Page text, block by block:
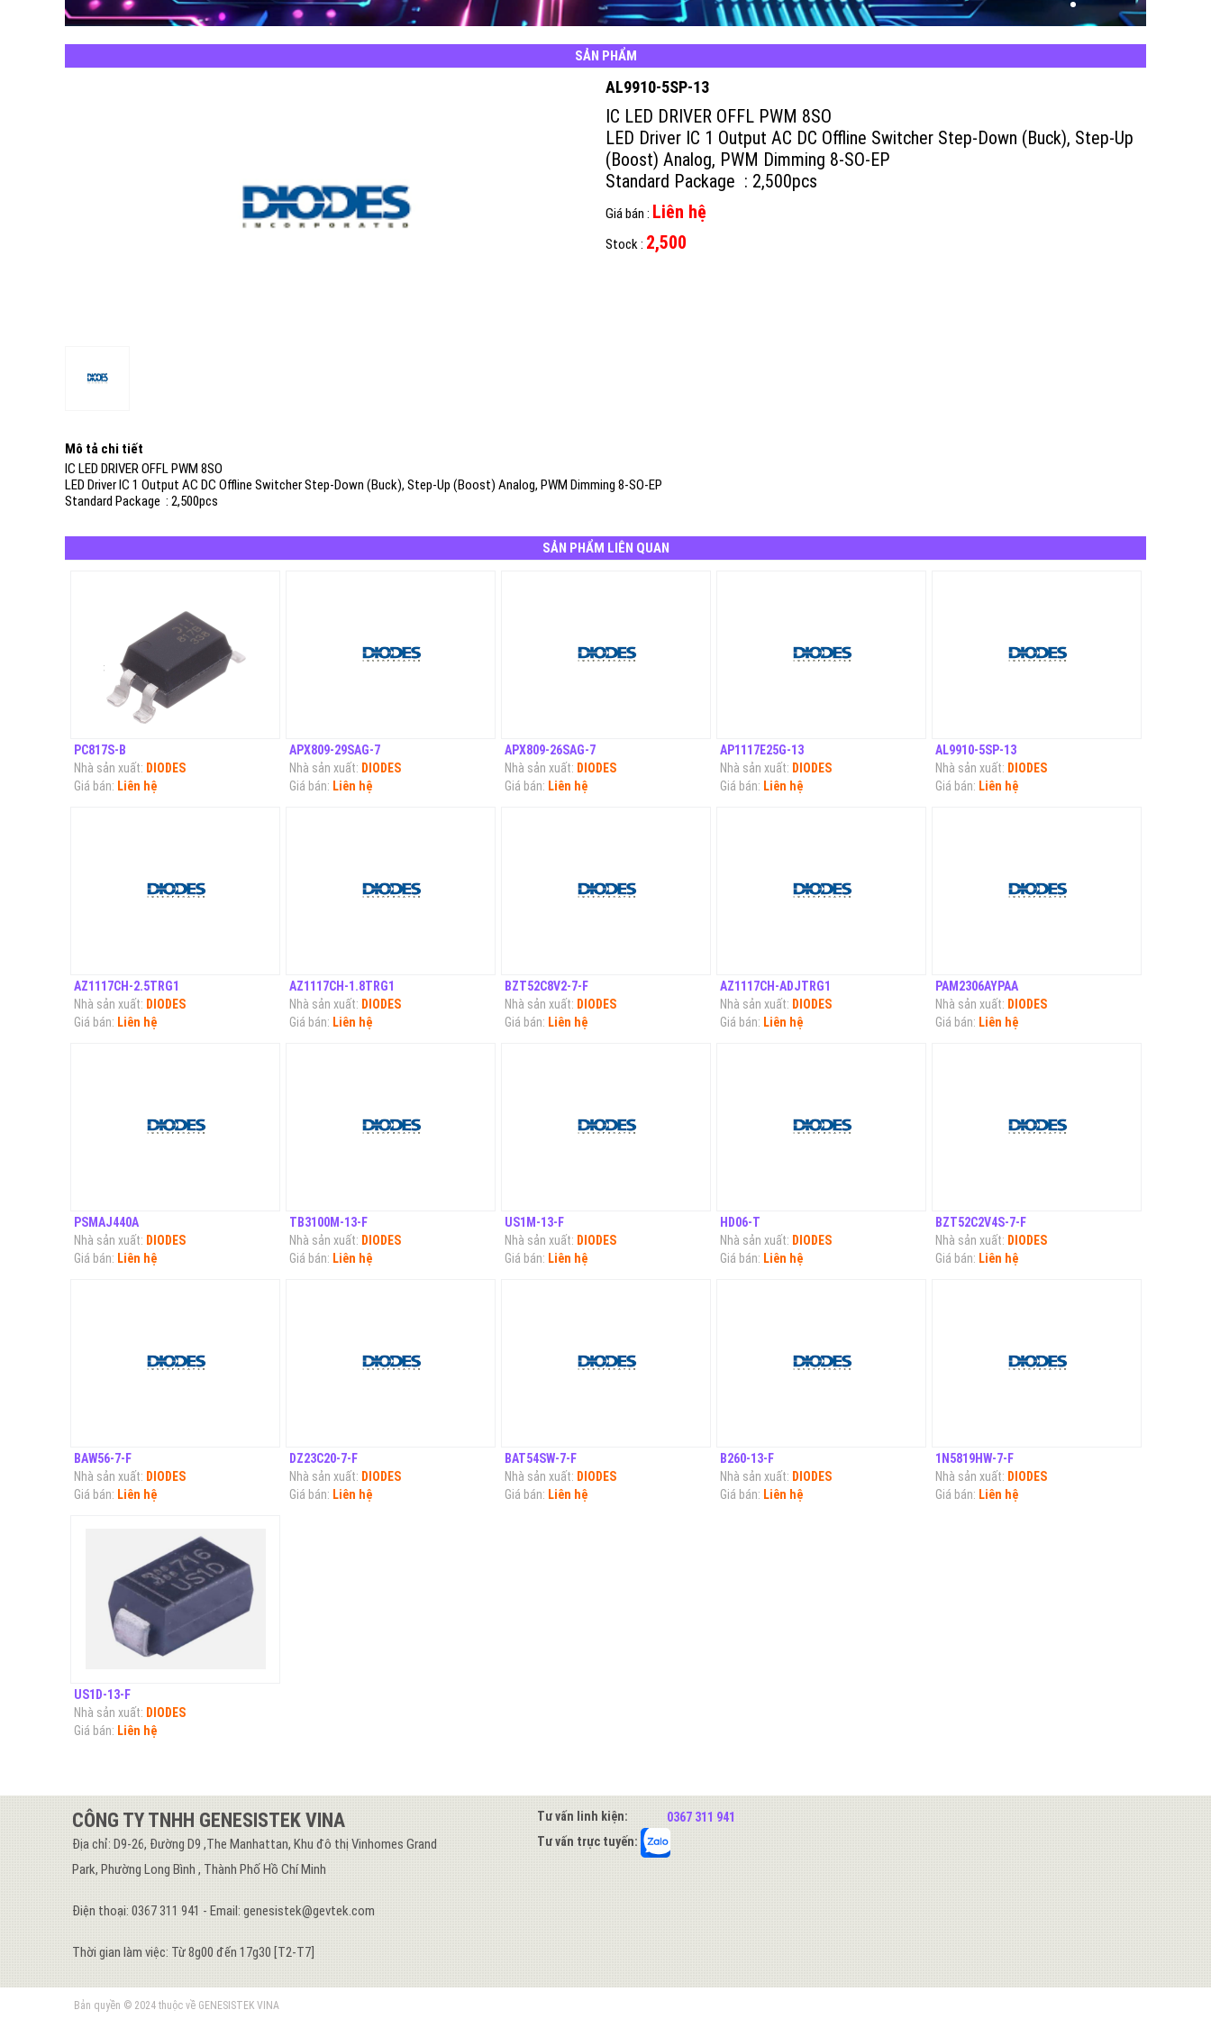
SẢN PHẨM
AL9910-5SP-13
IC LED DRIVER OFFL PWM 8SO
LED Driver IC 1 Output AC DC Offline Switcher Step-Down (Buck), Step-Up
(Boost) Analog, PWM Dimming 8-SO-EP
Standard Package : 2,500pcs
Giá bán : Liên hệ
Stock : 2,500
Mô tả chi tiết
IC LED DRIVER OFFL PWM 8SO
LED Driver IC 1 Output AC DC Offline Switcher Step-Down (Buck), Step-Up (Boost) Analog, PWM Dimming 8-SO-EP
Standard Package : 2,500pcs
SẢN PHẨM LIÊN QUAN
PC817S-B
Nhà sản xuất: DIODES
Giá bán: Liên hệ
APX809-29SAG-7
Nhà sản xuất: DIODES
Giá bán: Liên hệ
APX809-26SAG-7
Nhà sản xuất: DIODES
Giá bán: Liên hệ
AP1117E25G-13
Nhà sản xuất: DIODES
Giá bán: Liên hệ
AL9910-5SP-13
Nhà sản xuất: DIODES
Giá bán: Liên hệ
AZ1117CH-2.5TRG1
Nhà sản xuất: DIODES
Giá bán: Liên hệ
AZ1117CH-1.8TRG1
Nhà sản xuất: DIODES
Giá bán: Liên hệ
BZT52C8V2-7-F
Nhà sản xuất: DIODES
Giá bán: Liên hệ
AZ1117CH-ADJTRG1
Nhà sản xuất: DIODES
Giá bán: Liên hệ
PAM2306AYPAA
Nhà sản xuất: DIODES
Giá bán: Liên hệ
PSMAJ440A
Nhà sản xuất: DIODES
Giá bán: Liên hệ
TB3100M-13-F
Nhà sản xuất: DIODES
Giá bán: Liên hệ
US1M-13-F
Nhà sản xuất: DIODES
Giá bán: Liên hệ
HD06-T
Nhà sản xuất: DIODES
Giá bán: Liên hệ
BZT52C2V4S-7-F
Nhà sản xuất: DIODES
Giá bán: Liên hệ
BAW56-7-F
Nhà sản xuất: DIODES
Giá bán: Liên hệ
DZ23C20-7-F
Nhà sản xuất: DIODES
Giá bán: Liên hệ
BAT54SW-7-F
Nhà sản xuất: DIODES
Giá bán: Liên hệ
B260-13-F
Nhà sản xuất: DIODES
Giá bán: Liên hệ
1N5819HW-7-F
Nhà sản xuất: DIODES
Giá bán: Liên hệ
US1D-13-F
Nhà sản xuất: DIODES
Giá bán: Liên hệ
CÔNG TY TNHH GENESISTEK VINA
Địa chỉ: D9-26, Đường D9 ,The Manhattan, Khu đô thị Vinhomes Grand
Park, Phường Long Bình , Thành Phố Hồ Chí Minh
Điện thoại: 0367 311 941 - Email: genesistek@gevtek.com
Thời gian làm việc: Từ 8g00 đến 17g30 [T2-T7]
Tư vấn linh kiện:
0367 311 941
Tư vấn trực tuyến:
Bản quyền © 2024 thuộc về GENESISTEK VINA